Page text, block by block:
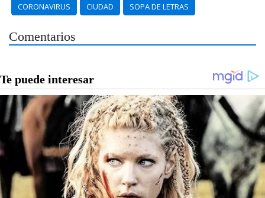
CORONAVIRUS CIUDAD SOPA DE LETRAS
Comentarios